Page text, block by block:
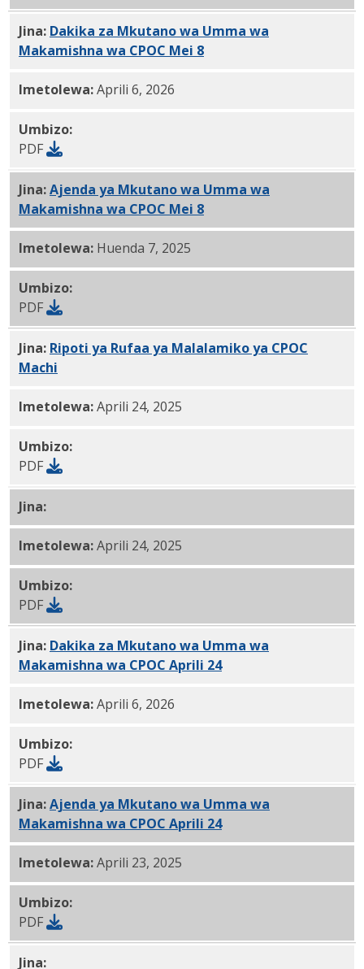
Jina: Dakika za Mkutano wa Umma wa
Makamishna wa CPOC Mei 8, 2025 PDF
Imetolewa:Aprili 6, 2026
Umbizo:
PDF
Jina:Ajenda ya Mkutano wa Umma wa
Makamishna wa CPOC Mei 8, 2025 PDF
Imetolewa: Huenda 7, 2025
Umbizo:
PDF
Jina: Ripoti ya Rufaa ya Malalamiko ya CPOC
Machi
Imetolewa:Aprili 24, 2025
Umbizo:
PDF
Jina:CPOC Aprili 24, 2025 Ripoti PDF
Imetolewa:Aprili 24, 2025
Umbizo:
PDF
Jina: Dakika za Mkutano wa Umma wa
Makamishna wa CPOC Aprili 24, 2025 PDF
Imetolewa:Aprili 6, 2026
Umbizo:
PDF
Jina:Ajenda ya Mkutano wa Umma wa
Makamishna wa CPOC Aprili 24, 2025 PDF
Imetolewa:Aprili 23, 2025
Umbizo:
PDF
Jina:CPOC Aprili 10, 2025 Ripoti PDF